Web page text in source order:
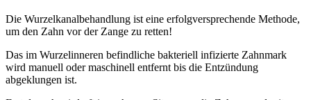
Die Wurzelkanalbehandlung ist eine erfolgversprechende Methode,
um den Zahn vor der Zange zu retten!
Das im Wurzelinneren befindliche bakteriell infizierte Zahnmark
wird manuell oder maschinell entfernt bis die Entzündung
abgeklungen ist.